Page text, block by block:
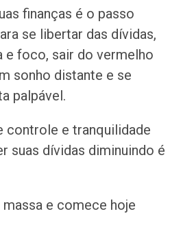
finanças é o passo
se libertar das dívidas,
e foco, sair do vermelho
sonho distante e se
palpável.
controle e tranquilidade
suas dívidas diminuindo é
massa e comece hoje